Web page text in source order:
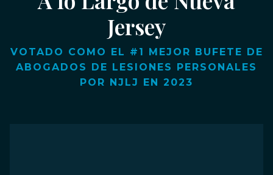
Jersey
VOTADO COMO EL #1 MEJOR BUFETE DE
ABOGADOS DE LESIONES PERSONALES
POR NJLJ EN 2023